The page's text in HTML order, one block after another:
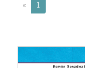
« 1